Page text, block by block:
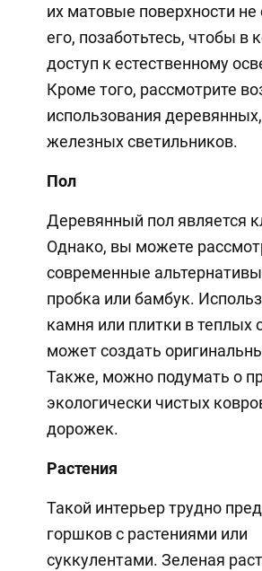
их матовые поверхности
его, позаботьтесь, чтобы в
доступ к естественному
Кроме того, рассмотрите
использования
железных светильников.
Пол
Деревянный пол является
Однако, вы можете
современные
пробка или бамбук.
камня или плитки в теплых
может создать
Также, можно подумать о
экологически чистых
дорожек.
Растения
Такой интерьер трудно
горшков с растениями или
суккулентами. Зеленая